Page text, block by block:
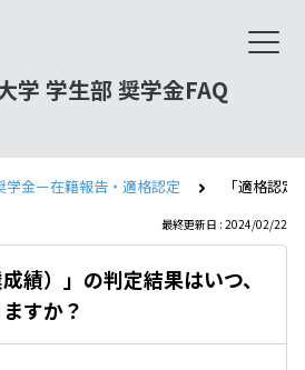
学 学生部 奨学金FAQ
学金ー在籍報告・適格認定 「適格認
最終更新日 : 2024/02/22
績）」の判定結果はいつ、
すか？